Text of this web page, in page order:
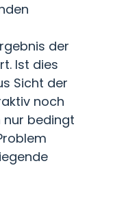
der
Ist dies
Sicht der
noch
nur bedingt